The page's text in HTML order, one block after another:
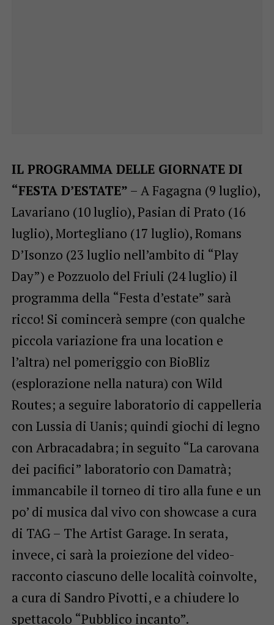
IL PROGRAMMA DELLE GIORNATE DI
“FESTA D’ESTATE” – A Fagagna (9 luglio),
Lavariano (10 luglio), Pasian di Prato (16
luglio), Mortegliano (17 luglio), Romans
D’Isonzo (23 luglio nell’ambito di “Play
Day”) e Pozzuolo del Friuli (24 luglio) il
programma della “Festa d’estate” sarà
ricco! Si comincerà sempre (con qualche
piccola variazione fra una location e
l’altra) nel pomeriggio con BioBliz
(esplorazione nella natura) con Wild
Routes; a seguire laboratorio di cappelleria
con Lussia di Uanis; quindi giochi di legno
con Arbracadabra; in seguito “La carovana
dei pacifici” laboratorio con Damatrà;
immancabile il torneo di tiro alla fune e un
po’ di musica dal vivo con showcase a cura
di TAG – The Artist Garage. In serata,
invece, ci sarà la proiezione del video-
racconto ciascuno delle località coinvolte,
a cura di Sandro Pivotti, e a chiudere lo
spettacolo “Pubblico incanto”.